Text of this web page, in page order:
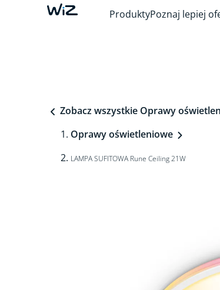
ProduktyPoznaj lepiej
Zobacz wszystkie Oprawy
Oprawy oświetleniowe
LAMPA SUFITOWA Rune Ceiling 21W